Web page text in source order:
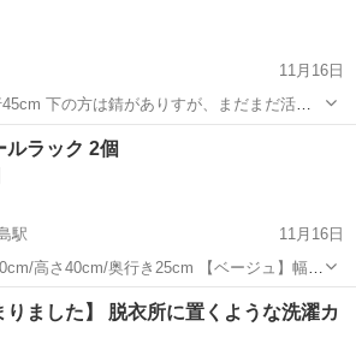
11月16日
下の方は錆がありすが、まだまだ活躍
をおすすめします。 現状お渡しとな
容赦下さい。 現地まで取りに来て頂ける
収納家具
ルラック 2個
駅
11月16日
高さ40cm/奥行き25cm 【ベージュ】幅
ます。 ご
取りに来ていただき、
鹿島駅 収納家具 奥行き
りました】 脱衣所に置くような洗濯カ